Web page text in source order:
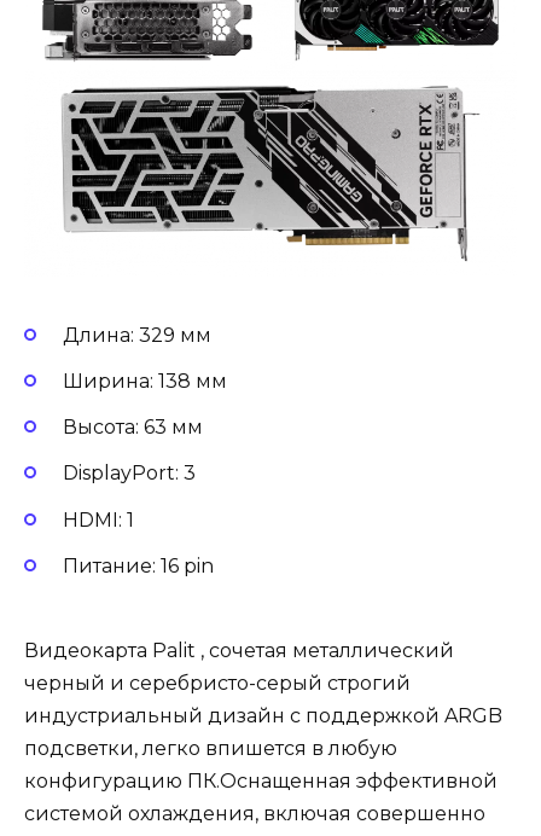
Длина: 329 мм
Ширина: 138 мм
Высота: 63 мм
DisplayPort: 3
HDMI: 1
Питание: 16 pin
Видеокарта Palit , сочетая металлический
черный и серебристо-серый строгий
индустриальный дизайн с поддержкой ARGB
подсветки, легко впишется в любую
конфигурацию ПК.Оснащенная эффективной
системой охлаждения, включая совершенно